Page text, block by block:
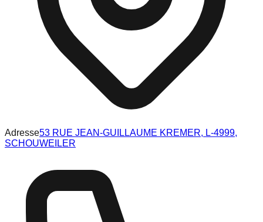
Adresse53 RUE JEAN-GUILLAUME KREMER, L-4999,
SCHOUWEILER